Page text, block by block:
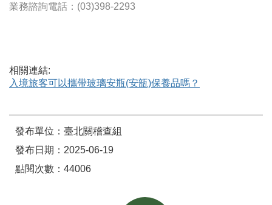
業務諮詢電話：(03)398-2293
相關連結:
入境旅客可以攜帶玻璃安瓶(安瓿)保養品嗎？
發布單位：臺北關稽查組
發布日期：2025-06-19
點閱次數：44006